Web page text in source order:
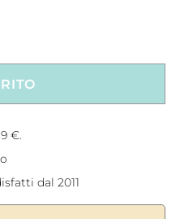
€.
dal 2011